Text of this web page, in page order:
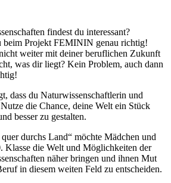
findest du interessant?
beim Projekt FEMININ genau richtig!
weiter mit deiner beruflichen Zukunft
was dir liegt? Kein Problem, auch dann
dass du Naturwissenschaftlerin und
die Chance, deine Welt ein Stück
besser zu gestalten.
durchs Land“ möchte Mädchen und
Klasse die Welt und Möglichkeiten der
näher bringen und ihnen Mut
in diesem weiten Feld zu entscheiden.